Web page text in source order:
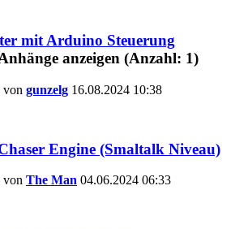
mit Arduino Steuerung
von gunzelg 16.08.2024 10:38
Engine (Smaltalk Niveau)
von The Man 04.06.2024 06:33